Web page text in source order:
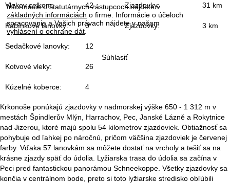
Informácie o štatutárnych zástupcoch nájdete v
základných informáciách o firme. Informácie o účeloch
spracovania a Vašich právach nájdete v našom
vyhlásení o ochrane dát
Súhlasiť
s
t
k
a
Vlekov celkom: 42 Zjazdovky: 31 km
Kabínkové lanovky: 0 Zjazdovky: 3 km
Sedačkové lanovky: 12
Kotvové vleky: 26
Kúzelné koberce: 4
Krkonoše ponúkajú zjazdovky v nadmorskej výške 650 - 1 312 m v
mestách Špindlerův Mlýn, Harrachov, Pec, Janské Lázně a Rokytnice
nad Jizerou, ktoré majú spolu 54 kilometrov zjazdoviek. Obtiažnosť sa
pohybuje od ľahkej po náročnú, pričom väčšina zjazdoviek je červenej
farby. Vďaka 57 lanovkám sa môžete dostať na vrcholy a tešiť sa na
krásne zjazdy späť do údolia. Lyžiarska trasa do údolia sa začína v
Peci pred fantastickou panorámou Schneekoppe. Všetky zjazdovky sa
končia v centrálnom bode, preto si toto lyžiarske stredisko obľúbili